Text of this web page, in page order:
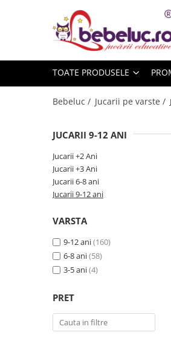
Toate Produsele
Set constructie copii
Jucarii magnetice
Seturi Experimente pentru copii
Organele Corpului Uman
Roboti de jucarie
Jucarii Creativitate
Seturi de desen
Tatuaje Copii
Nisip kinetic
Jucarii interactive
TOATE PRODUSELE
Bebeluc / Jucarii pe varste /
JUCARII 9-12 ANI
Jucarii +2 Ani
Jucarii +3 Ani
Jucarii 6-8 ani
Jucarii 9-12 ani
VARSTA
9-12 ani(160)
6-8 ani(58)
3-5 ani(4)
PRET